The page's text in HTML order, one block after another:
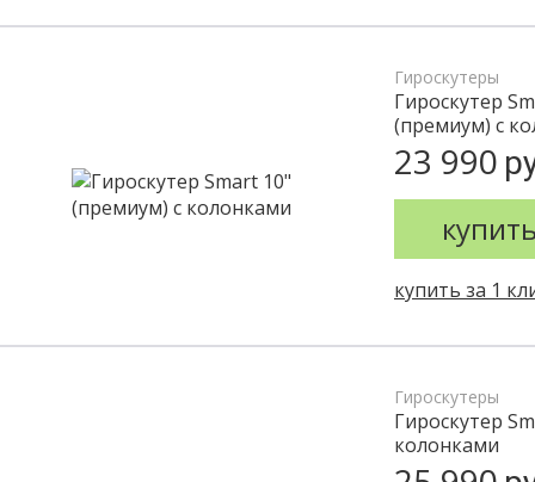
Гироскутеры
Гироскутер
(премиум) с
23 990
купить за 1
Гироскутеры
Гироскутер
колонками